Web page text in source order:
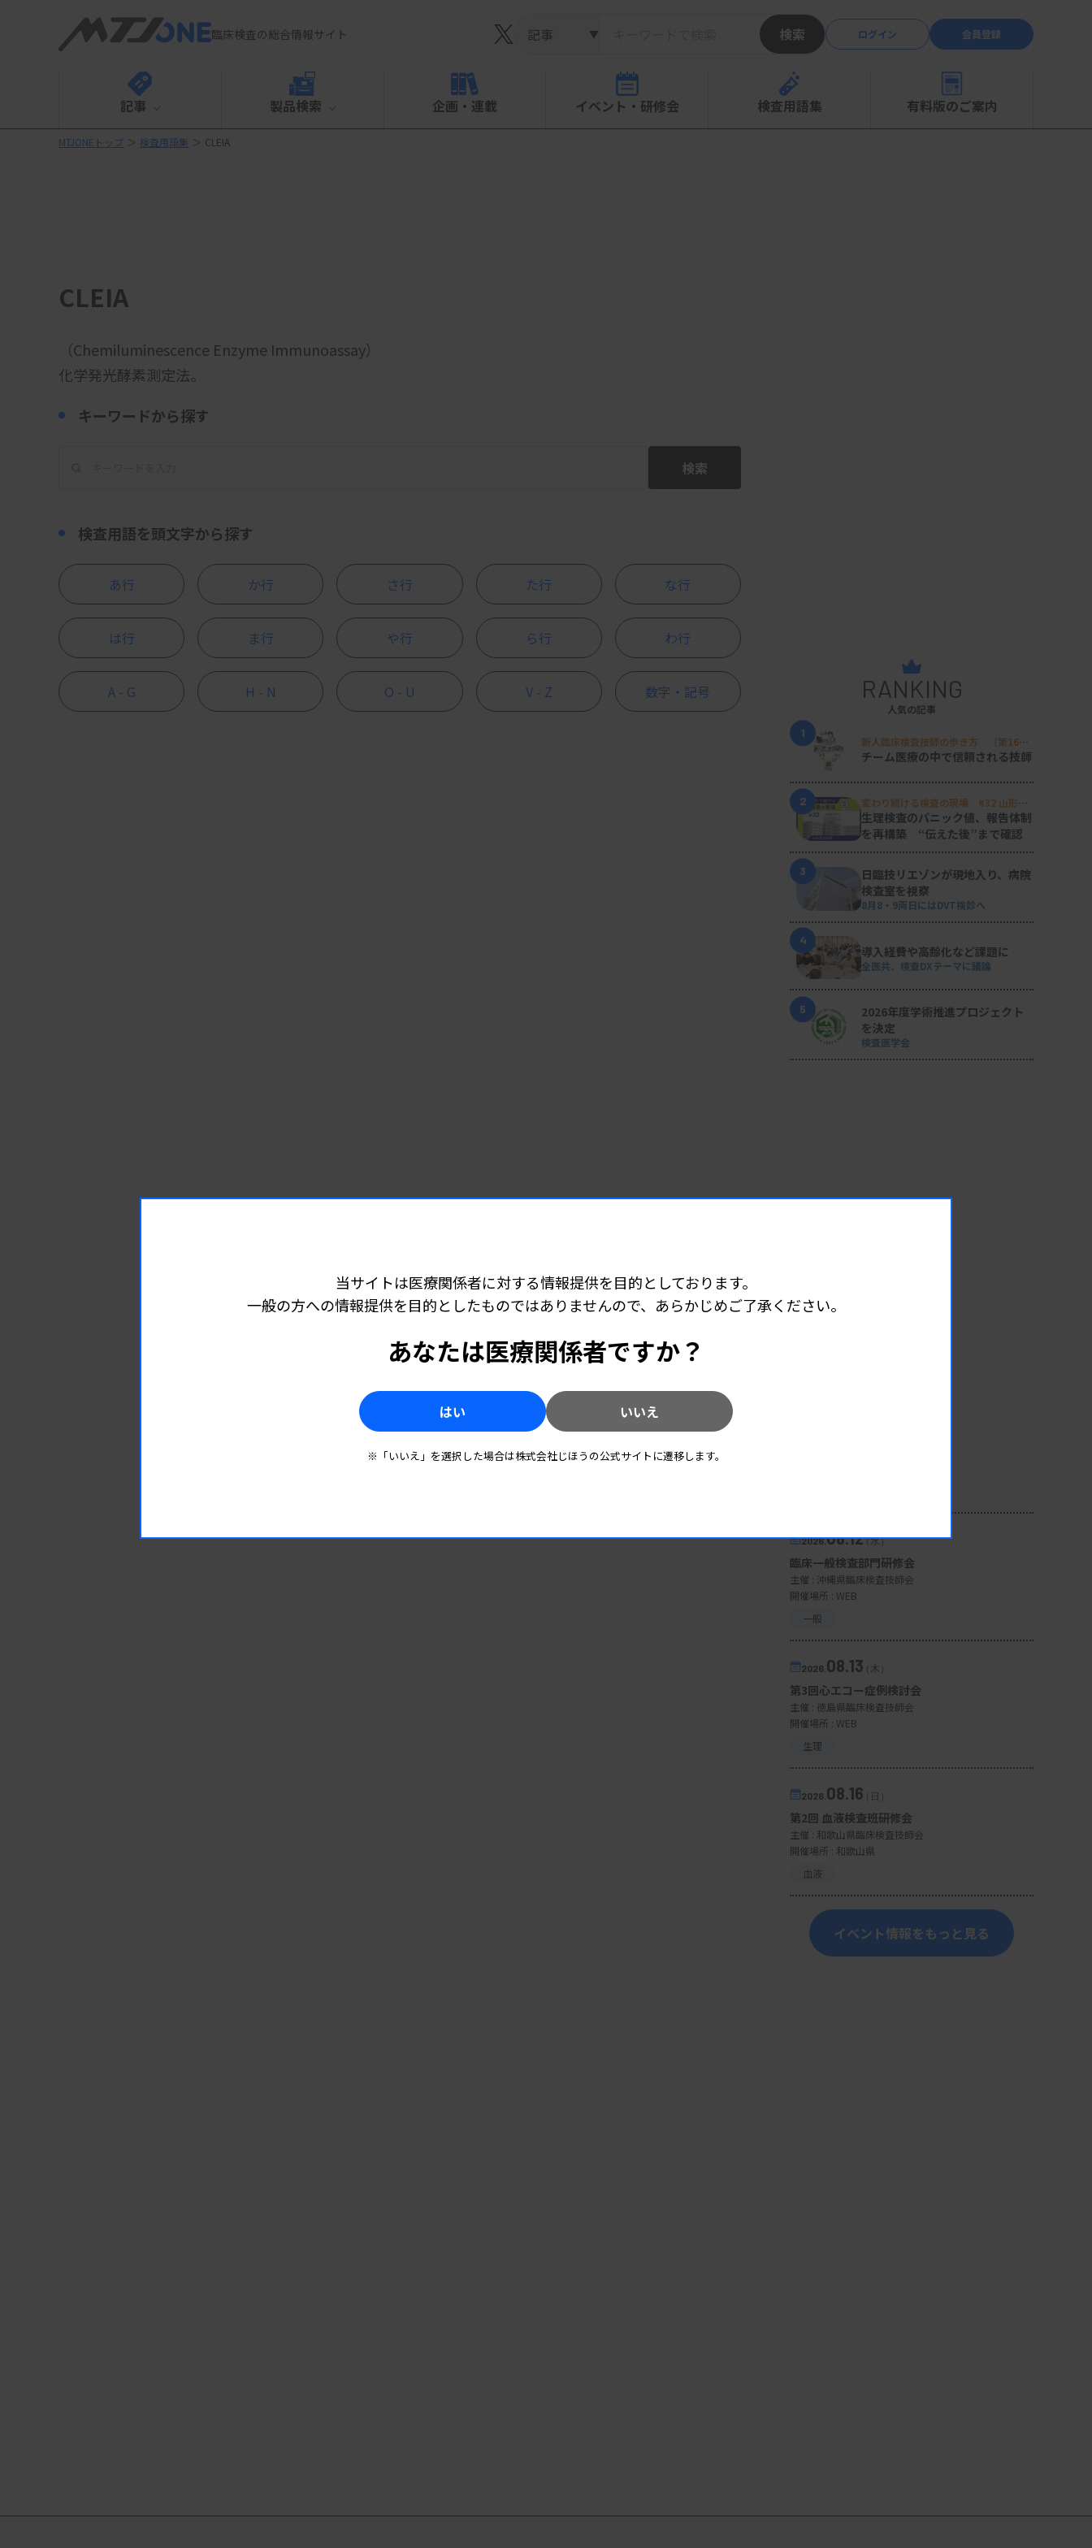
臨床検査の総合情報サイト ▼ 検索 ログイン 会員登録
記事 製品検索 企画・連載 イベント・研修会 検査用語集 有料版のご案内
MTJONEトップ ＞ 検査用語集 ＞ CLEIA
CLEIA
（Chemiluminescence Enzyme Immunoassay）
化学発光酵素測定法。
キーワードから探す
検索
検査用語を頭文字から探す
あ行 か行 さ行 た行 な行
は行 ま行 や行 ら行 わ行
A - G H - N O - U V - Z 数字・記号 RANKING
人気の記事
1
新人臨床検査技師の歩き方 ［第16
回］
チーム医療の中で信頼される技師
2
変わり続ける検査の現場 #32 山形済
生病院
生理検査のパニック値、報告体制
を再構築 “伝えた後”まで確認
3
日臨技リエゾンが現地入り、病院
検査室を視察
8月8・9両日にはDVT検診へ
4
導入経費や高齢化など課題に
全医共、検査DXテーマに議論
5
2026年度学術推進プロジェクト
を決定
検査医学会
2026.08.12（水）
臨床一般検査部門研修会
主催 : 沖縄県臨床検査技師会
開催場所 : WEB
一般
2026. 08.13（木）
第3回心エコー症例検討会
主催 : 徳島県臨床検査技師会
開催場所 : WEB
生理
2026. 08.16（日）
第2回 血液検査班研修会
主催 : 和歌山県臨床検査技師会
開催場所 : 和歌山県
血液
イベント情報をもっと見る
当サイトは医療関係者に対する情報提供を目的としております。
一般の方への情報提供を目的としたものではありませんので、あらかじめご了承ください。
あなたは医療関係者ですか？
はい いいえ
※「いいえ」を選択した場合は株式会社じほうの公式サイトに遷移します。